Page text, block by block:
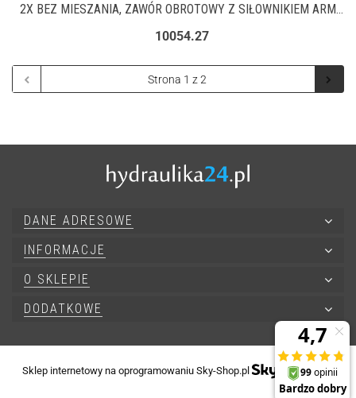
2X BEZ MIESZANIA, ZAWÓR OBROTOWY Z SIŁOWNIKIEM ARM
10054.27
DANE ADRESOWE
INFORMACJE
O SKLEPIE
DODATKOWE
Sklep internetowy na oprogramowaniu Sky-Shop.pl